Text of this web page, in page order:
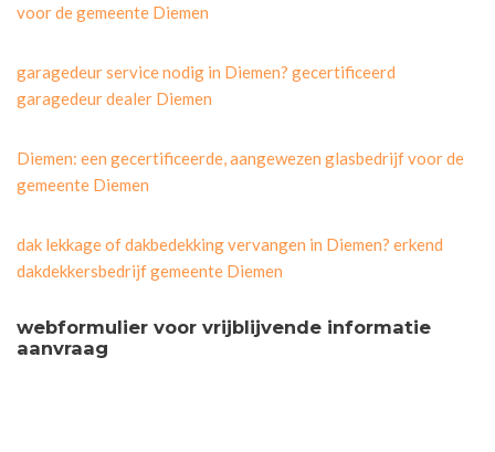
voor de gemeente Diemen
garagedeur service nodig in Diemen? gecertificeerd
garagedeur dealer Diemen
Diemen: een gecertificeerde, aangewezen glasbedrijf voor de
gemeente Diemen
dak lekkage of dakbedekking vervangen in Diemen? erkend
dakdekkersbedrijf gemeente Diemen
webformulier voor vrijblijvende informatie
aanvraag